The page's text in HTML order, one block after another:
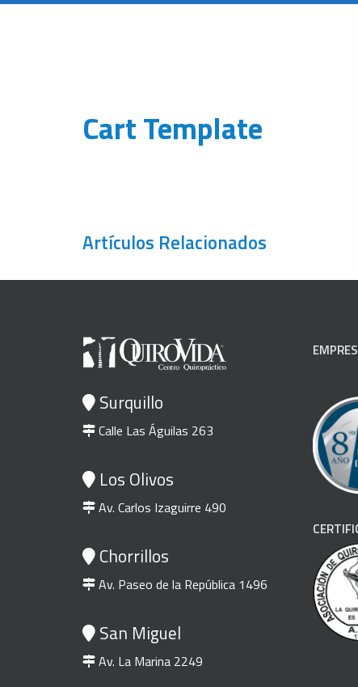
Cart Template
Artículos Relacionados
Surquillo
Calle Las Águilas 263
Los Olivos
Av. Carlos Izaguirre 490
Chorrillos
Av. Paseo de la República 1496
San Miguel
Av. La Marina 2249
Soporte Lumbar XL